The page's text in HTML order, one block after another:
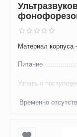
Материал корпуса
Питание
Узнать о
Временно